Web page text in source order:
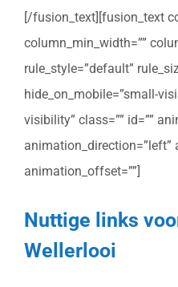
[/fusion_text][fusion_text
column_min_width=””
rule_style=”default”
hide_on_mobile=”small-
visibility” class=”” id=””
animation_direction=”left”
animation_offset=””]
Nuttige links
Wellerlooi